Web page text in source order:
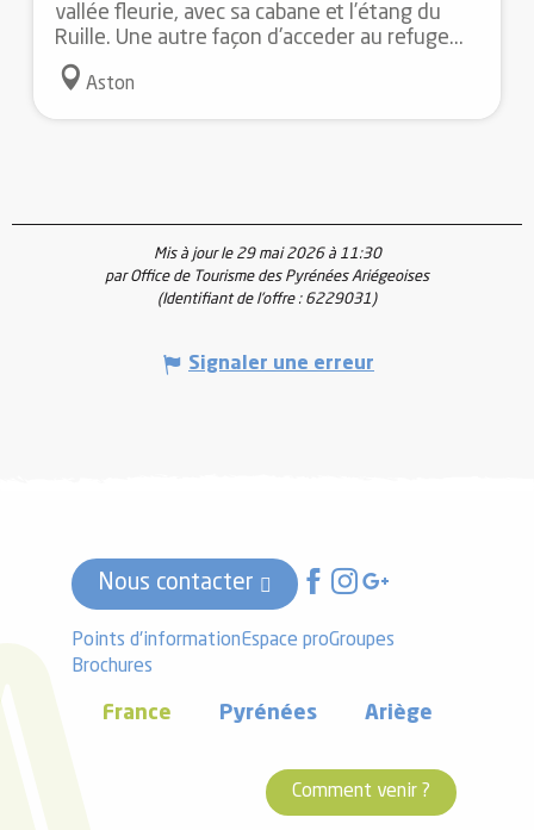
vallée fleurie, avec sa cabane et l’étang du
Ruille. Une autre façon d'acceder au refuge...
Aston
Mis à jour le 29 mai 2026 à 11:30
par Office de Tourisme des Pyrénées Ariégeoises
(Identifiant de l'offre : 6229031 )
Signaler une erreur
Nous contacter
Points d'informationEspace proGroupes
Brochures
France Pyrénées Ariège
Comment venir ?